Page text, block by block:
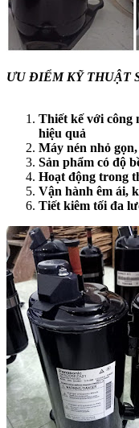
ƯU ĐIỂM KỸ THUẬT
Thiết kế với công
hiệu quả
Máy nén nhỏ
Sản phẩm có độ
Hoạt động trong
Vận hành êm ái,
Tiết kiêm tối đa